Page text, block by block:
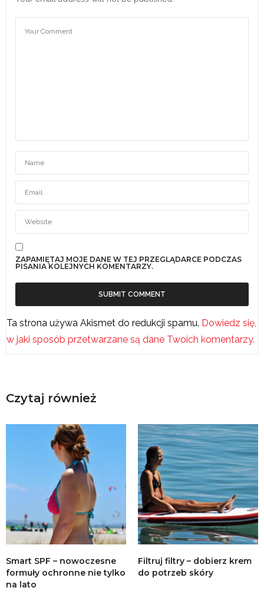
ZAPAMIĘTAJ MOJE DANE W TEJ PRZEGLĄDARCE PODCZAS
PISANIA KOLEJNYCH KOMENTARZY.
Ta strona używa Akismet do redukcji spamu. Dowiedz się,
w jaki sposób przetwarzane są dane Twoich komentarzy.
Czytaj również
Smart SPF – nowoczesne
formuły ochronne nie tylko
na lato
Filtruj filtry – dobierz krem
do potrzeb skóry